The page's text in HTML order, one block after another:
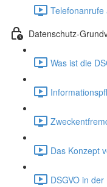
Datenschutz-
Was ist die
Das Konzept
DSGVO in